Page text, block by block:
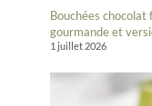
Bouchées
gourmande et
1 juillet 2026